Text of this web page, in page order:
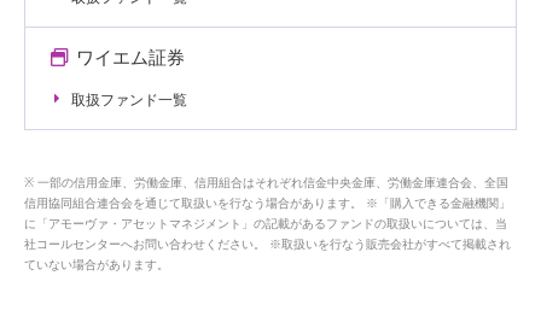
ワイエム証券
取扱ファンド一覧
一部の信用金庫、労働金庫、信用組合はそれぞれ信金中央金庫、労働金庫連合会、全国
信用協同組合連合会を通じて取扱いを行なう場合があります。 ※「購入できる金融機関」
に「アモーヴァ・アセットマネジメント」の記載があるファンドの取扱いについては、当
社コールセンターへお問い合わせください。 ※取扱いを行なう販売会社がすべて掲載され
ていない場合があります。